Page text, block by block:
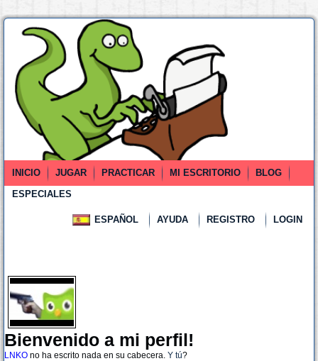
INICIO JUGAR PRACTICAR MI ESCRITORIO
BLOG
ESPECIALES
ESPAÑOL AYUDA REGISTRO LOGIN
Bienvenido a mi perfil!
LNKO no ha escrito nada en su cabecera. Y tú?